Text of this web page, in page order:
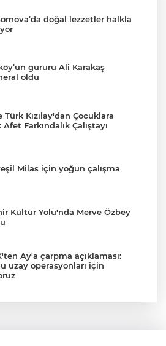
doğal lezzetler halkla
gururu Ali Karakaş
oldu
Türk Kızılay'dan Çocuklara
Farkındalık Çalıştayı
Milas için yoğun çalışma
Kültür Yolu'nda Merve Özbey
Ay'a çarpma açıklaması:
uzay operasyonları için